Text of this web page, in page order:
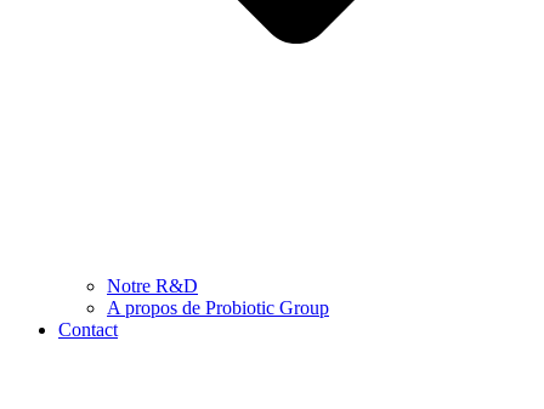
Notre R&D
A propos de Probiotic Group
Contact